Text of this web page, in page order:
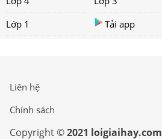
Lớp 1
Tải app
Liên hệ
Chính sách
Copyright ©2021 loigiaihay.com